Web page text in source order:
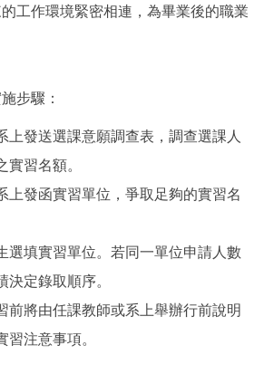
工作環境緊密相連，為畢業後的職業
步驟：
上發送選課意願調查表，調查選課人
實習名額。
上發函實習單位，爭取足夠的實習名
選填實習單位。若同一單位申請人數
決定錄取順序。
前將由任課教師或系上舉辦行前說明
習注意事項。